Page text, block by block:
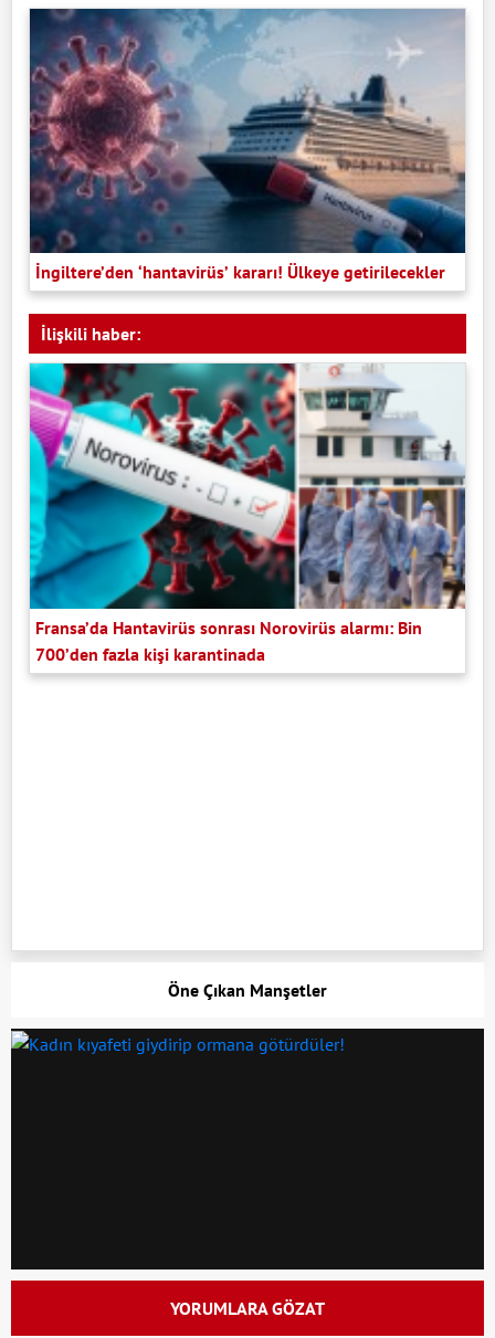
İngiltere’den ‘hantavirüs’ kararı! Ülkeye getirilecekler
İlişkili haber:
Fransa’da Hantavirüs sonrası Norovirüs alarmı: Bin
700’den fazla kişi karantinada
Öne Çıkan Manşetler
YORUMLARA GÖZAT